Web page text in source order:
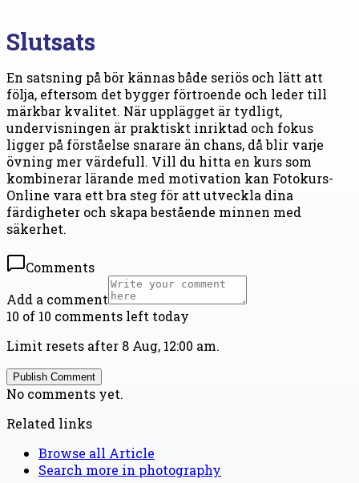
Slutsats
En satsning på bör kännas både seriös och lätt att
följa, eftersom det bygger förtroende och leder till
märkbar kvalitet. När upplägget är tydligt,
undervisningen är praktiskt inriktad och fokus
ligger på förståelse snarare än chans, då blir varje
övning mer värdefull. Vill du hitta en kurs som
kombinerar lärande med motivation kan Fotokurs-
Online vara ett bra steg för att utveckla dina
färdigheter och skapa bestående minnen med
säkerhet.
Comments
Add a comment
10 of 10 comments left today
Limit resets after 8 Aug, 12:00 am.
Publish Comment
No comments yet.
Related links
Browse all Article
Search more in photography